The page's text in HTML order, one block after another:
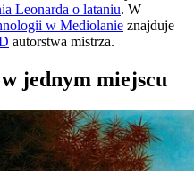
Leonarda o lataniu. W
w Mediolanie znajduje
autorstwa mistrza.
jednym miejscu